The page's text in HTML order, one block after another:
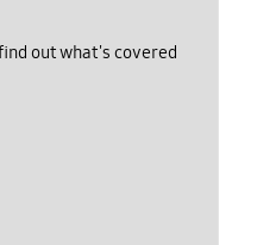
out what's covered